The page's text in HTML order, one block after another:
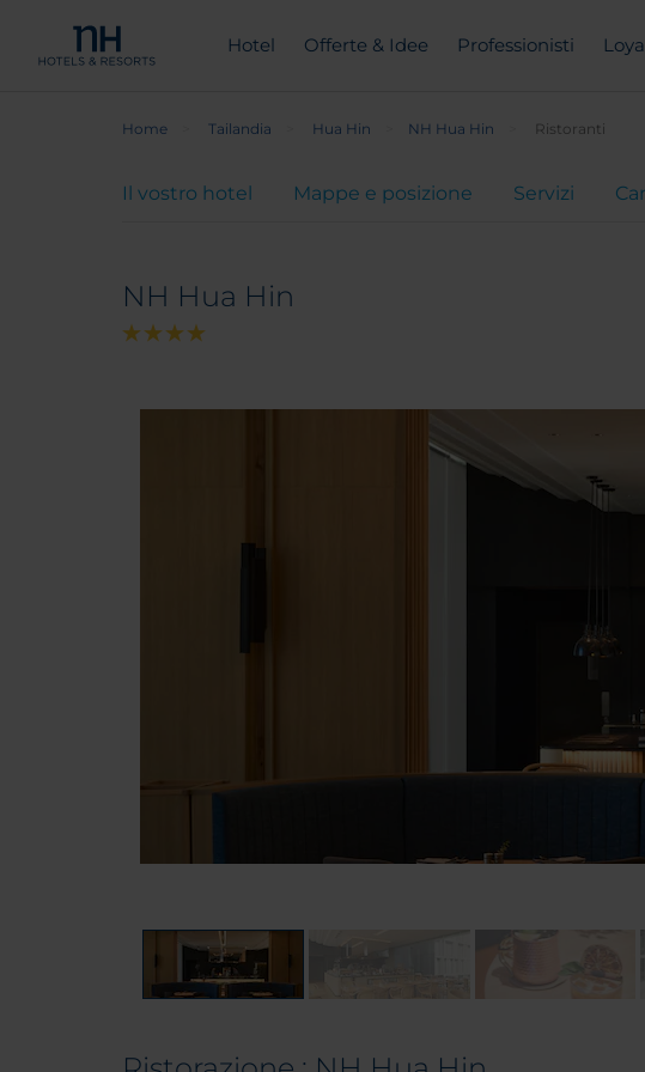
Hotel Offerte & Idee Professionisti
Home Tailandia Hua Hin NH Hua Hin Ristoranti
Il vostro hotel Mappe e posizione Servizi
NH Hua Hin